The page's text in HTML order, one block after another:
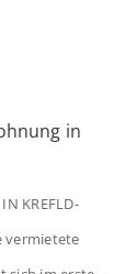
in
KREFLD-
vermietete